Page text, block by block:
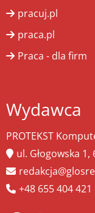
pracuj.pl
praca.pl
Praca - dla firm
Wydawca
PROTEKST
ul. Głogowska
+48 655 404 421